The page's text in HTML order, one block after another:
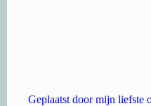
Geplaatst door mijn liefste